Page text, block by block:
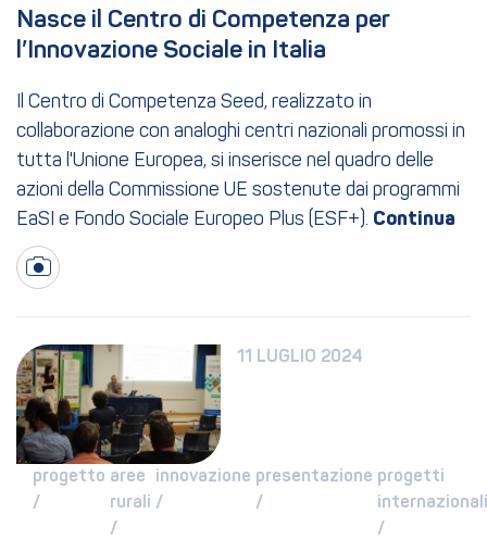
Nasce il Centro di Competenza per
l’Innovazione Sociale in Italia
Il Centro di Competenza Seed, realizzato in
collaborazione con analoghi centri nazionali promossi in
tutta l'Unione Europea, si inserisce nel quadro delle
azioni della Commissione UE sostenute dai programmi
EaSI e Fondo Sociale Europeo Plus (ESF+).
11 LUGLIO 2024
progetto
/
aree
rurali
/
innovazione
/
presentazione
/
progetti
internazionali
/